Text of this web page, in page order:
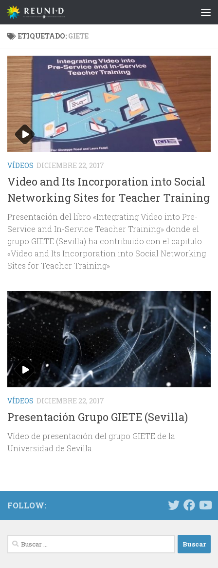
Saltar al contenido
ETIQUETADO: GIETE
VÍDEOS DICIEMBRE 22, 2017
Video and Its Incorporation into Social
Networking Sites for Teacher Training
Presentación del libro «Integrating Video into Pre-
Service and In-Service Teacher Training» donde el
grupo GIETE (Sevilla) ha contribuido con el capitulo
«Video and Its Incorporation into Social Networking
Sites for Teacher Training»
VÍDEOS DICIEMBRE 22, 2017
Presentación Grupo GIETE (Sevilla)
Vídeo de presentación del grupo GIETE de la
Universidad de Sevilla.
FOLLOW:
Buscar: